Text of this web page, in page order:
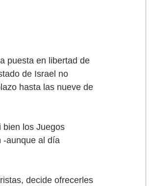
puesta en libertad de
de Israel no
hasta las nueve de
bien los Juegos
-aunque al día
decide ofrecerles